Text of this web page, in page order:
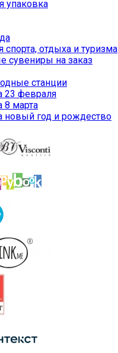
упаковка
спорта, отдыха и туризма
сувениры на заказ
станции
23 февраля
8 марта
новый год и рождество